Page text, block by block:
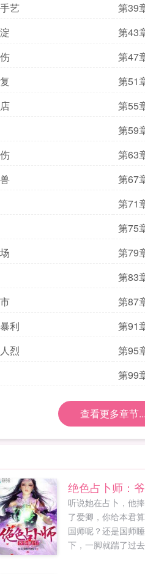
艺 第39
第43
第47
第51
第55
第59
第63
第67
第71
第75
第79
第83
第87
利 第91
烈 第95
第99
查看更多章节...
绝色占卜师：
听说她在占卜，他
了爱卿，你给本君
国师呢？还是国师
下，一脚就踹了过